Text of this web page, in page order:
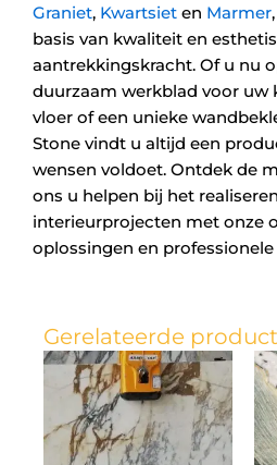
Graniet, Kwartsiet en Marmer
basis van kwaliteit en
aantrekkingskracht. Of u nu
duurzaam werkblad voor uw
vloer of een unieke
Stone vindt u altijd een
wensen voldoet. Ontdek de
ons u helpen bij het
interieurprojecten met onze
oplossingen en professionele
Gerelateerde